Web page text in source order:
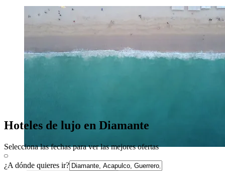
Hoteles de lujo en Diamante
Selecciona las fechas para ver las mejores ofertas
¿A dónde quieres ir?